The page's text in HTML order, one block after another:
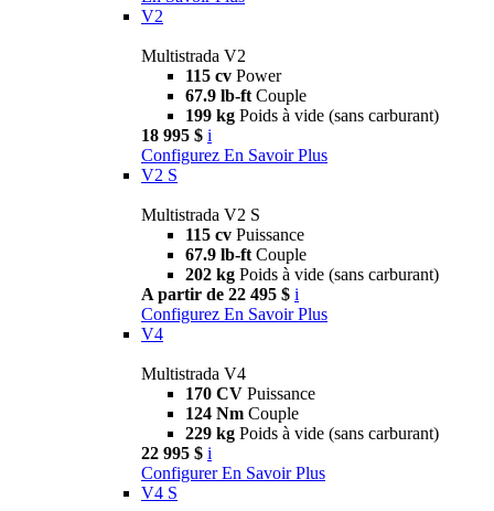
V2
Multistrada V2
115 cv Power
67.9 lb-ft Couple
199 kg Poids à vide (sans carburant)
18 995 $ i
Configurez En Savoir Plus
V2 S
Multistrada V2 S
115 cv Puissance
67.9 lb-ft Couple
202 kg Poids à vide (sans carburant)
A partir de 22 495 $ i
Configurez En Savoir Plus
V4
Multistrada V4
170 CV Puissance
124 Nm Couple
229 kg Poids à vide (sans carburant)
22 995 $ i
Configurer En Savoir Plus
V4 S